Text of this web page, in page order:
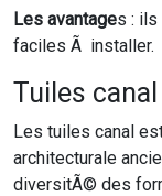
Les avantages :
faciles Ã installer.
Tuiles canal
Les tuiles canal est
architecturale
diversitÃ© des